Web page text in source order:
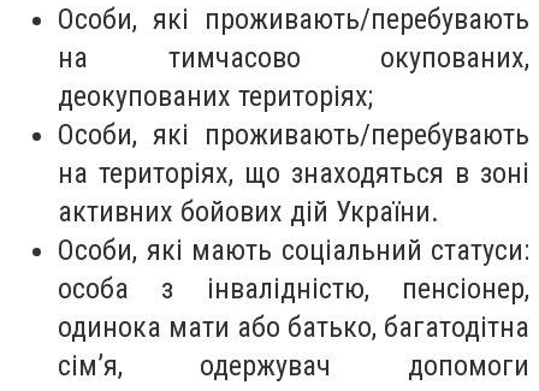
Особи, які проживають/перебувають
на тимчасово окупованих,
деокупованих територіях;
Особи, які проживають/перебувають
на територіях, що знаходяться в зоні
активних бойових дій України.
Особи, які мають соціальний статуси:
особа з інвалідністю, пенсіонер,
одинока мати або батько, багатодітна
сім’я, одержувач допомоги